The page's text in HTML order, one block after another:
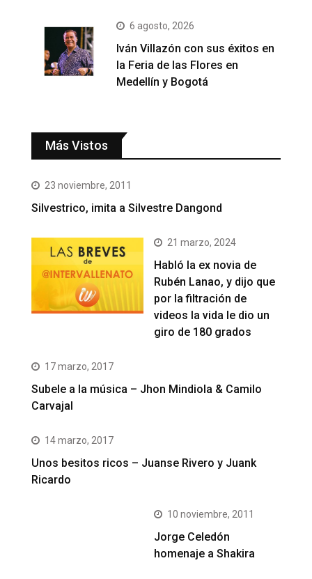
6 agosto, 2026
Iván Villazón con sus éxitos en
la Feria de las Flores en
Medellín y Bogotá
Más Vistos
23 noviembre, 2011
Silvestrico, imita a Silvestre Dangond
21 marzo, 2024
Habló la ex novia de
Rubén Lanao, y dijo que
por la filtración de
videos la vida le dio un
giro de 180 grados
17 marzo, 2017
Subele a la música – Jhon Mindiola & Camilo
Carvajal
14 marzo, 2017
Unos besitos ricos – Juanse Rivero y Juank
Ricardo
10 noviembre, 2011
Jorge Celedón
homenaje a Shakira